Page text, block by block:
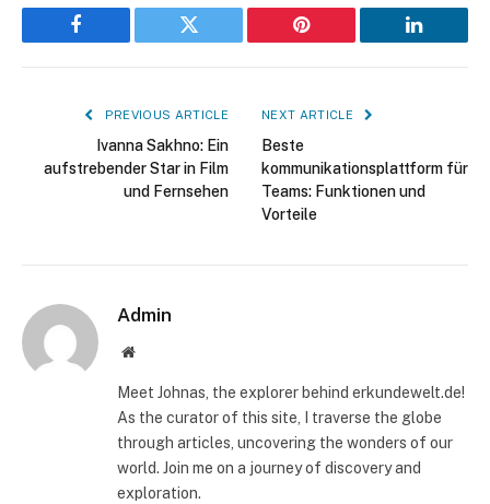
Facebook Twitter Pinterest LinkedIn
PREVIOUS ARTICLE
Ivanna Sakhno: Ein
aufstrebender Star in Film
und Fernsehen
NEXT ARTICLE
Beste
kommunikationsplattform für
Teams: Funktionen und
Vorteile
Admin
Website
Meet Johnas, the explorer behind erkundewelt.de!
As the curator of this site, I traverse the globe
through articles, uncovering the wonders of our
world. Join me on a journey of discovery and
exploration.